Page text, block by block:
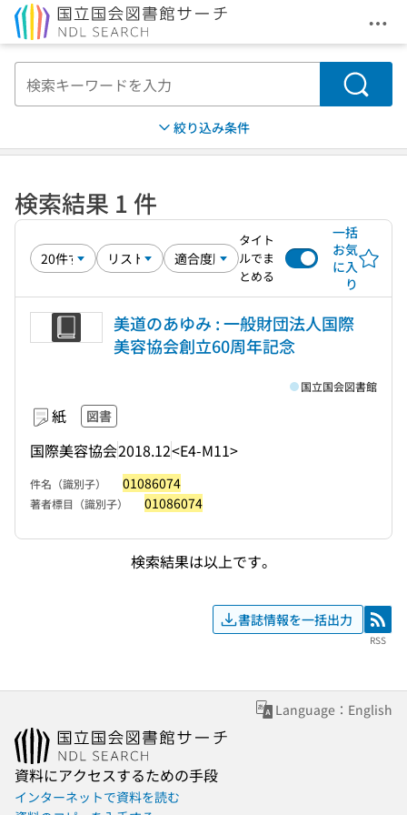
メ
検索
絞り込み条件
検索結果 1 件
タイト
ルでま
とめる
一括
お気
に入
り
美道のあゆみ : 一般財団法人国際
美容協会創立60周年記念
紙 図書
国際美容協会2018.12<E4-M11>
国立国会図書館
件名（識別子） 01086074
著者標目（識別子） 01086074
検索結果は以上です。
書誌情報を一括出力 RSS
RSS
Language：English
資料にアクセスするための手段
インターネットで資料を読む